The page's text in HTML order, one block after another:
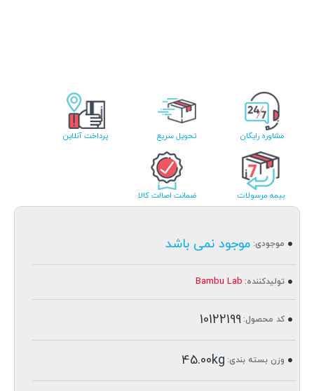
مشاوره رایگان تحویل سریع پرداخت آنلاین
بیمه مرسولات ضمانت اصالت کالا
موجودی: موجود نمی باشد
تولیدکننده: Bambu Lab
کد محصول: 10122199
وزن بسته بندی: 45.00kg